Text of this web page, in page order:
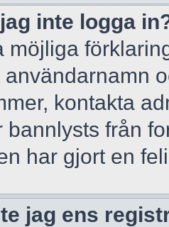
inte logga
möjliga
kontakta
bannlysts från
har gjort en
jag ens